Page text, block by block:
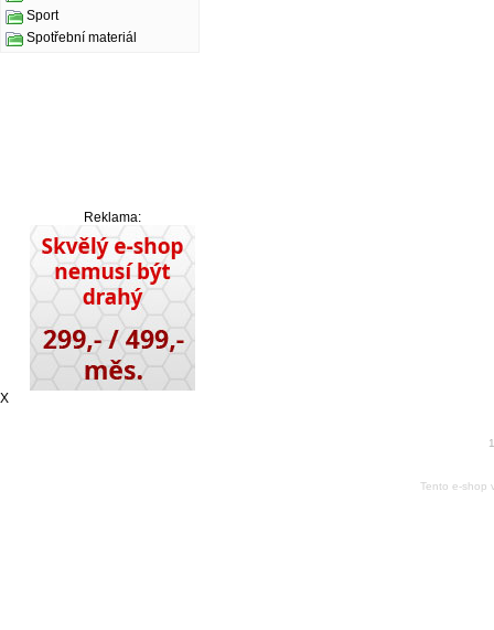
Sport
Spotřební materiál
Reklama:
X
Tento e-shop